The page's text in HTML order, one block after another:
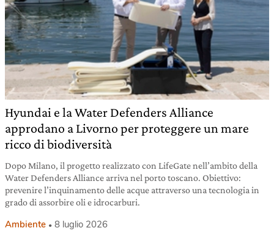
Hyundai e la Water Defenders Alliance
approdano a Livorno per proteggere un mare
ricco di biodiversità
Dopo Milano, il progetto realizzato con LifeGate nell’ambito della
Water Defenders Alliance arriva nel porto toscano. Obiettivo:
prevenire l’inquinamento delle acque attraverso una tecnologia in
grado di assorbire oli e idrocarburi.
Ambiente 8 luglio 2026